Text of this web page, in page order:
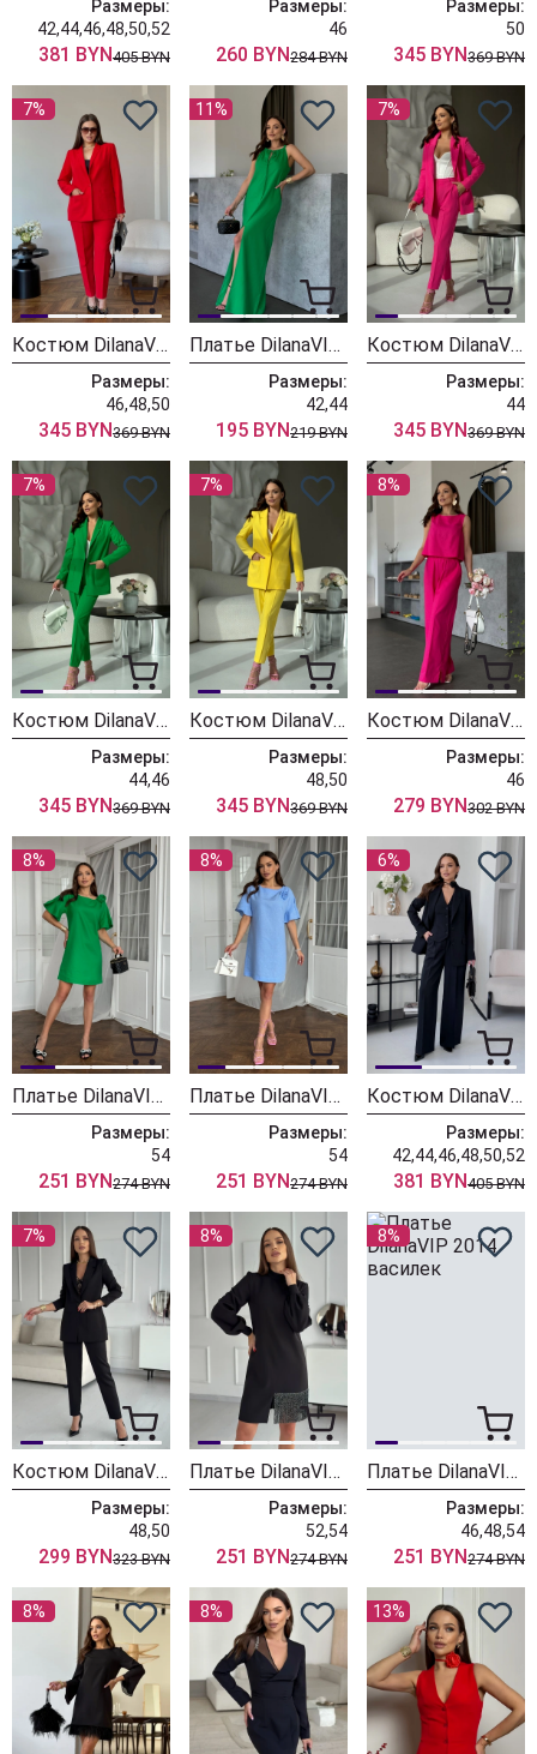
Размеры:
42,44,46,48,50,52
381 BYN405 BYN
Размеры:
46
260 BYN284 BYN
Размеры:
50
345 BYN369 BYN
7%
Костюм DilanaVIP 2056 красный
Размеры:
46,48,50
345 BYN369 BYN
11%
Платье DilanaVIP 2032 зеленый
Размеры:
42,44
195 BYN219 BYN
7%
Костюм DilanaVIP 2056 малина
Размеры:
44
345 BYN369 BYN
7%
Костюм DilanaVIP 2056 зеленый
Размеры:
44,46
345 BYN369 BYN
7%
Костюм DilanaVIP 2056 желтый
Размеры:
48,50
345 BYN369 BYN
8%
Костюм DilanaVIP 2052 малина
Размеры:
46
279 BYN302 BYN
8%
Платье DilanaVIP 2033 зеленый
Размеры:
54
251 BYN274 BYN
8%
Платье DilanaVIP 2033 голубой
Размеры:
54
251 BYN274 BYN
6%
Костюм DilanaVIP 1993 черный
Размеры:
42,44,46,48,50,52
381 BYN405 BYN
7%
Костюм DilanaVIP 1942/2 черный
Размеры:
48,50
299 BYN323 BYN
8%
Платье DilanaVIP 2013 черный
Размеры:
52,54
251 BYN274 BYN
8%
Платье DilanaVIP 2014 василек
Размеры:
46,48,54
251 BYN274 BYN
8% 8% 13%